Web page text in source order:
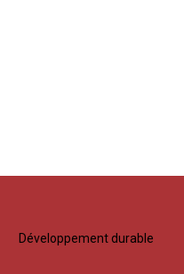
Développement durable